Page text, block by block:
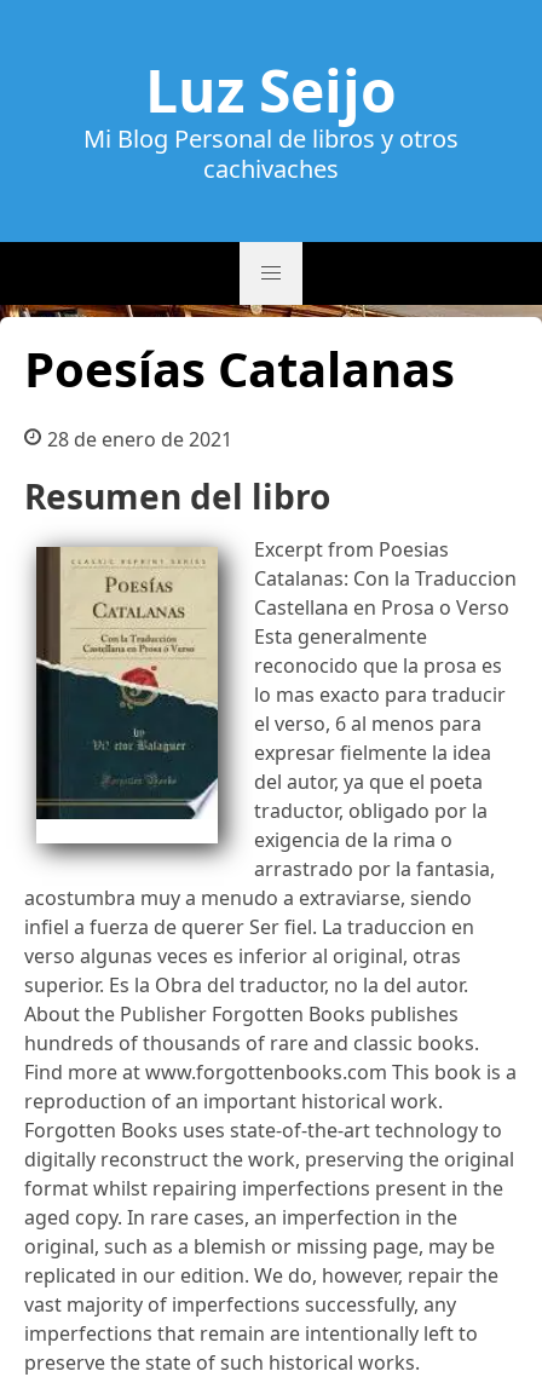
Luz Seijo
Mi Blog Personal de libros y otros
cachivaches
Poesías Catalanas
28 de enero de 2021
Resumen del libro
Excerpt from Poesias
Catalanas: Con la Traduccion
Castellana en Prosa o Verso
Esta generalmente
reconocido que la prosa es
lo mas exacto para traducir
el verso, 6 al menos para
expresar fielmente la idea
del autor, ya que el poeta
traductor, obligado por la
exigencia de la rima o
arrastrado por la fantasia,
acostumbra muy a menudo a extraviarse, siendo
infiel a fuerza de querer Ser fiel. La traduccion en
verso algunas veces es inferior al original, otras
superior. Es la Obra del traductor, no la del autor.
About the Publisher Forgotten Books publishes
hundreds of thousands of rare and classic books.
Find more at www.forgottenbooks.com This book is a
reproduction of an important historical work.
Forgotten Books uses state-of-the-art technology to
digitally reconstruct the work, preserving the original
format whilst repairing imperfections present in the
aged copy. In rare cases, an imperfection in the
original, such as a blemish or missing page, may be
replicated in our edition. We do, however, repair the
vast majority of imperfections successfully, any
imperfections that remain are intentionally left to
preserve the state of such historical works.